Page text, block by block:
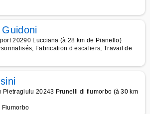
20290 Lucciana (à 28 km de Pianello)
Fabrication d escaliers, Travail de
Pietragiulu 20243 Prunelli di fiumorbo (à 30 km
Fiumorbo